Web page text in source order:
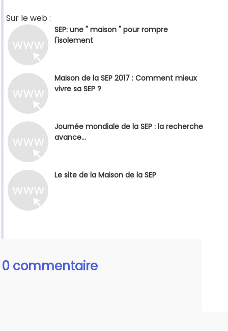
Sur le web :
SEP: une " maison " pour rompre
l'isolement
Maison de la SEP 2017 : Comment mieux
vivre sa SEP ?
Journée mondiale de la SEP : la recherche
avance...
Le site de la Maison de la SEP
0 commentaire